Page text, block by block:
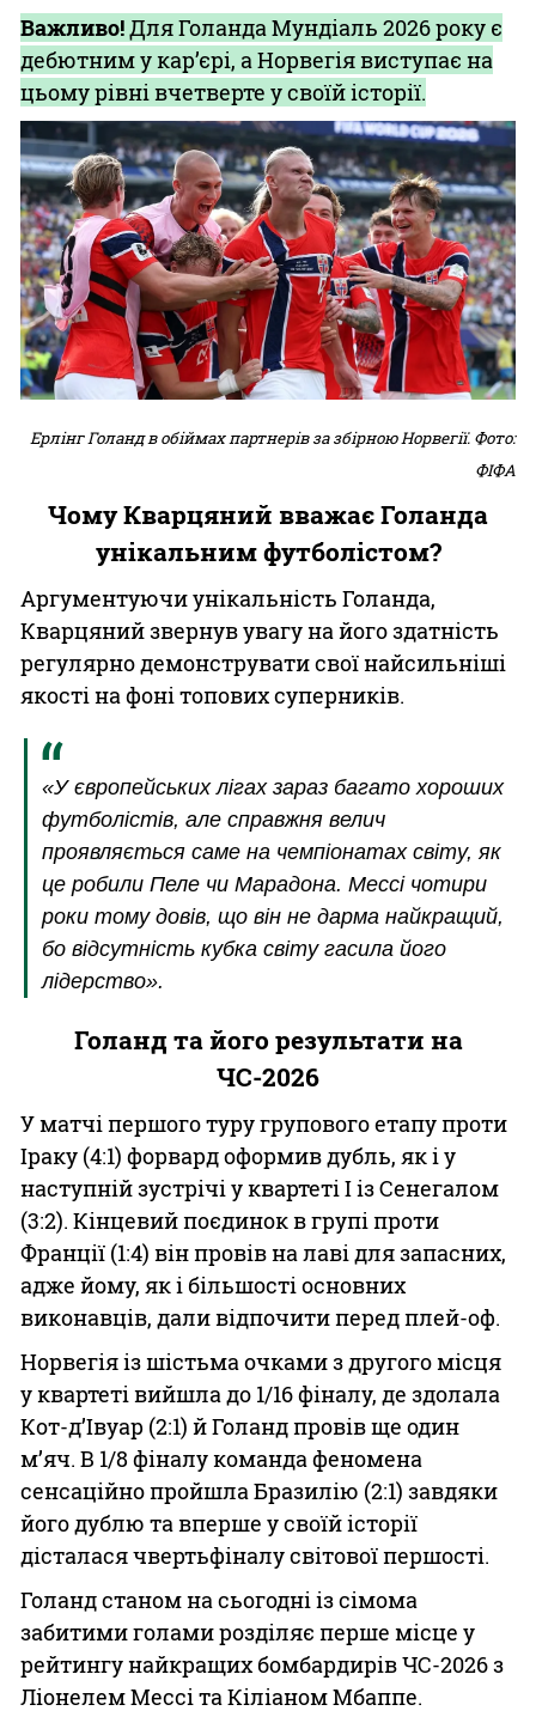
Важливо!Для Голанда Мундіаль 2026 року є
дебютним у кар’єрі, а Норвегія виступає на
цьому рівні вчетверте у своїй історії.
Ерлінг Голанд в обіймах партнерів за збірною Норвегії. Фото:
ФІФА
Чому Кварцяний вважає Голанда
унікальним футболістом?
Аргументуючи унікальність Голанда,
Кварцяний звернув увагу на його здатність
регулярно демонструвати свої найсильніші
якості на фоні топових суперників.
«У європейських лігах зараз багато хороших
футболістів, але справжня велич
проявляється саме на чемпіонатах світу, як
це робили Пеле чи Марадона. Мессі чотири
роки тому довів, що він не дарма найкращий,
бо відсутність кубка світу гасила його
лідерство».
Голанд та його результати на
ЧС-2026
У матчі першого туру групового етапу проти
Іраку (4:1) форвард оформив дубль, як і у
наступній зустрічі у квартеті I із Сенегалом
(3:2). Кінцевий поєдинок в групі проти
Франції (1:4) він провів на лаві для запасних,
адже йому, як і більшості основних
виконавців, дали відпочити перед плей-оф.
Норвегія із шістьма очками з другого місця
у квартеті вийшла до 1/16 фіналу, де здолала
Кот-д’Івуар (2:1) й Голанд провів ще один
м’яч. В 1/8 фіналу команда феномена
сенсаційно пройшла Бразилію (2:1) завдяки
його дублю та вперше у своїй історії
дісталася чвертьфіналу світової першості.
Голанд станом на сьогодні із сімома
забитими голами розділяє перше місце у
рейтингу найкращих бомбардирів ЧС-2026 з
Ліонелем Мессі та Кіліаном Мбаппе.